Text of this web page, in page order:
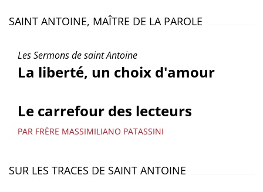
SAINT ANTOINE, MAÎTRE DE LA PAROLE
Les Sermons de saint Antoine
La liberté, un choix d'amour
Le carrefour des lecteurs
PAR FRÈRE MASSIMILIANO PATASSINI
SUR LES TRACES DE SAINT ANTOINE